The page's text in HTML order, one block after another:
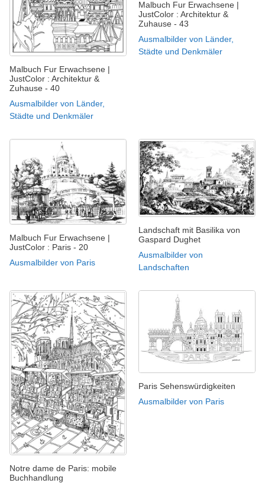
Malbuch Fur Erwachsene |
JustColor : Architektur &
Zuhause - 40
Ausmalbilder von Länder,
Städte und Denkmäler
Malbuch Fur Erwachsene |
JustColor : Architektur &
Zuhause - 43
Ausmalbilder von Länder,
Städte und Denkmäler
Malbuch Fur Erwachsene |
JustColor : Paris - 20
Ausmalbilder von Paris
Landschaft mit Basilika von
Gaspard Dughet
Ausmalbilder von
Landschaften
Notre dame de Paris: mobile
Buchhandlung
Paris Sehenswürdigkeiten
Ausmalbilder von Paris